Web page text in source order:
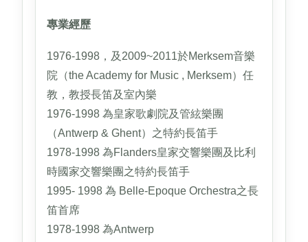
專業經歷
1976-1998，及2009~2011於Merksem音樂
院（the Academy for Music , Merksem）任
教，教授長笛及室內樂
1976-1998 為皇家歌劇院及管絃樂團
（Antwerp & Ghent）之特約長笛手
1978-1998 為Flanders皇家交響樂團及比利
時國家交響樂團之特約長笛手
1995- 1998 為 Belle-Epoque Orchestra之長
笛首席
1978-1998 為Antwerp